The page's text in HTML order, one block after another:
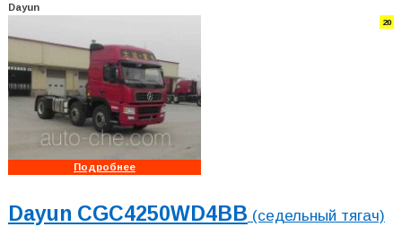
Dayun
20
Подробнее
Dayun CGC4250WD4BB (седельный тягач)